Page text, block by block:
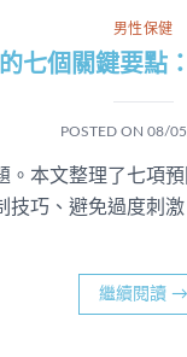
男性保健
七個關鍵要點
POSTED ON 08/
。本文整理了七項
巧、避免過度刺
繼續閱讀 →